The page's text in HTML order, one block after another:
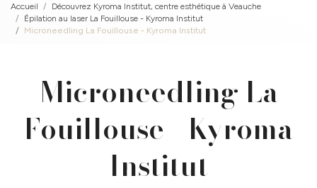
Accueil
Découvrez Kyroma Institut, centre esthétique à Veauche
Épilation au laser La Fouillouse - Kyroma Institut
Microneedling La Fouillouse - Kyroma Institut
Microneedling La
Fouillouse - Kyroma
Institut